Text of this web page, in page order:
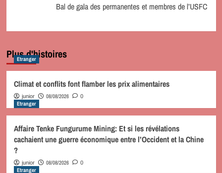
Bal de gala des permanentes et membres de l’USFC
Plus d'histoires
Etranger
Climat et conflits font flamber les prix alimentaires
junior 08/08/2026 0
Etranger
Affaire Tenke Fungurume Mining: Et si les révélations
cachaient une guerre économique entre l’Occident et la Chine
?
junior 08/08/2026 0
Etranger